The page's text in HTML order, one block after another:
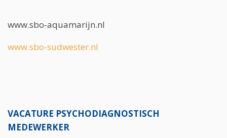
www.sbo-aquamarijn.nl
www.sbo-sudwester.nl
VACATURE PSYCHODIAGNOSTISCH
MEDEWERKER